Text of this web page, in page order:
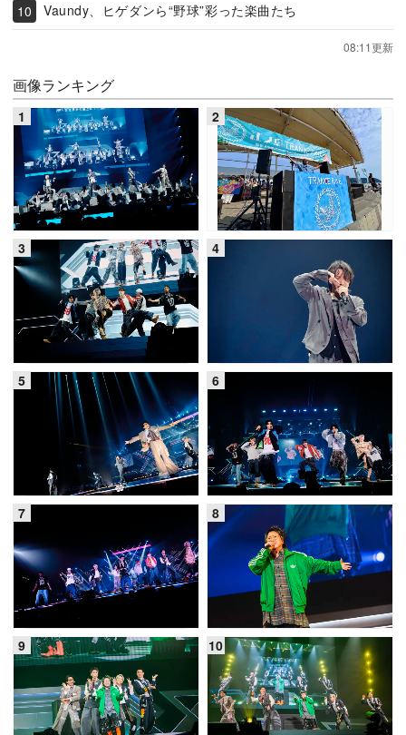
Vaundy、ヒゲダンら“野球”彩った楽曲たち
08:11更新
画像ランキング